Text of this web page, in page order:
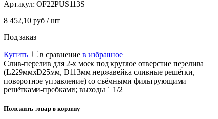
Артикул: OF22PUS113S
8 452,10 руб / шт
Под заказ
Купить в сравнение в избранное
Слив-перелив для 2-х моек под круглое отверстие перелива
(L229ммхD25мм, D113мм нержавейка сливные решётки,
поворотное управление) со съёмными фильтрующими
решётками-пробками; выходы 1 1/2
Положить товар в корзину